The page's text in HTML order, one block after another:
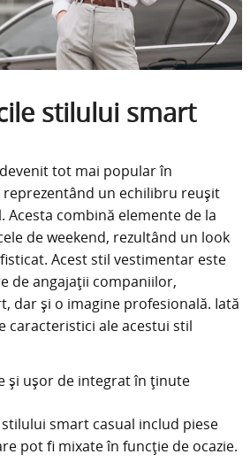
stilului smart
tot mai popular în
un echilibru reușit
Acesta combină elemente de la
de weekend, rezultând un look
Acest stil vestimentar este
de angajații companiilor,
dar și o imagine profesională. Iată
caracteristici ale acestui stil
și ușor de integrat în ținute
smart casual includ piese
pot fi mixate în funcție de ocazie.